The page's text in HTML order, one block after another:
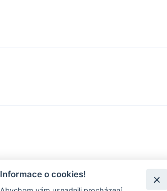
Informace o cookies!